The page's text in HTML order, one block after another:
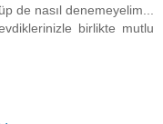
de nasıl denemeyelim...
birlikte mutlu